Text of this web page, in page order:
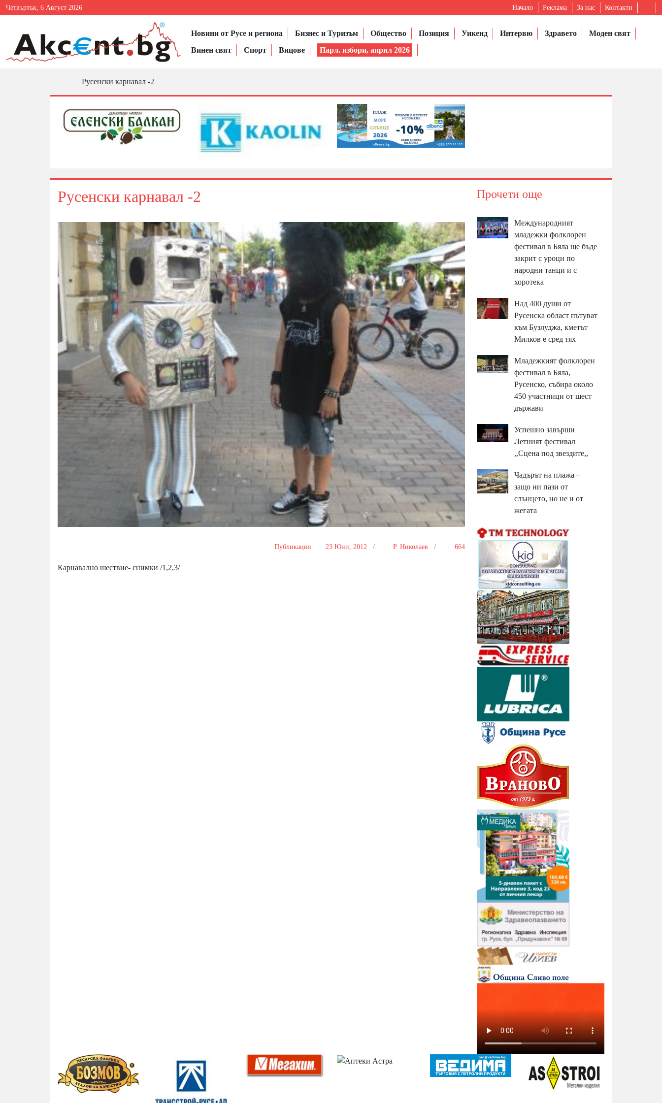
Четвъртък, 6 Август 2026 Начало Реклама За нас Контакти
Новини от Русе и региона Бизнес и Туризъм Общество Позиция Уикенд Интервю Здравето
Моден свят
Винен свят
Спорт Вицове Парл. избори, април 2026
Русенски карнавал -2
Русенски карнавал -2
Публикация 23 Юни, 2012 / Р. Николаев / 664
Карнавално шествие- снимки /1,2,3/
Прочети още
Международният
младежки фолклорен
фестивал в Бяла ще бъде
закрит с уроци по
народни танци и с
хоротека
Над 400 души от
Русенска област пътуват
към Бузлуджа, кметът
Милков е сред тях
Младежкият фолклорен
фестивал в Бяла,
Русенско, събира около
450 участници от шест
държави
Успешно завърши
Летният фестивал
,,Сцена под звездите,,
Чадърът на плажа –
защо ни пази от
слънцето, но не и от
жегата